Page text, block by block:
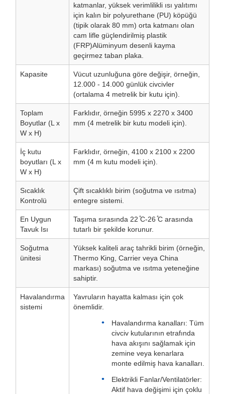
katmanlar, yüksek verimlilikli ısı yalıtımı
için kalın bir polyurethane (PU) köpüğü
(tipik olarak 80 mm) orta katmanı olan
cam lifle güçlendirilmiş plastik
(FRP)Alüminyum desenli kayma
geçirmez taban plaka.
Kapasite
Vücut uzunluğuna göre değişir, örneğin,
12.000 - 14.000 günlük civcivler
(ortalama 4 metrelik bir kutu için).
Toplam
Boyutlar (L x
W x H)
Farklıdır, örneğin 5995 x 2270 x 3400
mm (4 metrelik bir kutu modeli için).
İç kutu
boyutları (L x
W x H)
Farklıdır, örneğin, 4100 x 2100 x 2200
mm (4 m kutu modeli için).
Sıcaklık
Kontrolü
Çift sıcaklıklı birim (soğutma ve ısıtma)
entegre sistemi.
En Uygun
Tavuk Isı
Taşıma sırasında 22 ̊C-26 ̊C arasında
tutarlı bir şekilde korunur.
Soğutma
ünitesi
Yüksek kaliteli araç tahrikli birim (örneğin,
Thermo King, Carrier veya China
markası) soğutma ve ısıtma yeteneğine
sahiptir.
Havalandırma
sistemi
Yavruların hayatta kalması için çok
önemlidir.
Havalandırma kanalları: Tüm
civciv kutularının etrafında
hava akışını sağlamak için
zemine veya kenarlara
monte edilmiş hava kanalları.
Elektrikli Fanlar/Ventilatörler:
Aktif hava değişimi için çoklu